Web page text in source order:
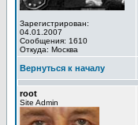
Зарегистрирован:
04.01.2007
Сообщения: 1610
Откуда: Москва
Вернуться к началу
root
Site Admin